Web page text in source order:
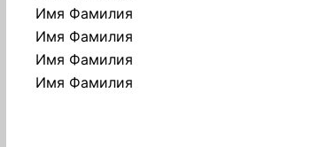
Имя Фамилия
Имя Фамилия
Имя Фамилия
Имя Фамилия